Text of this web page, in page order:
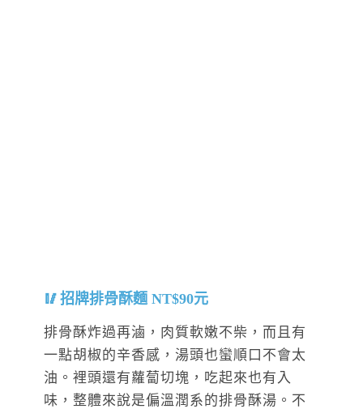
招牌排骨酥麵 NT$90元
排骨酥炸過再滷，肉質軟嫩不柴，而且有
一點胡椒的辛香感，湯頭也蠻順口不會太
油。裡頭還有蘿蔔切塊，吃起來也有入
味，整體來說是偏溫潤系的排骨酥湯。不